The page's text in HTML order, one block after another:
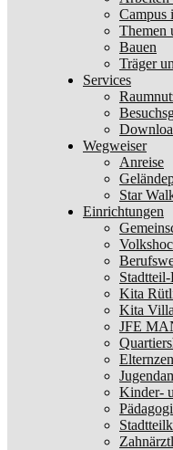
Campus
Themen
Bauen
Träger
Services
Wegweiser
Anreise
Star
Einrichtungen
Kita
Kita
JFE
Kinder-